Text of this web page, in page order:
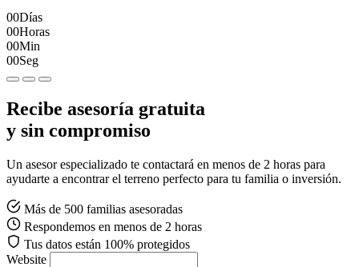
00Días
00Horas
00Min
00Seg
Recibe asesoría gratuita
y sin compromiso
Un asesor especializado te contactará en menos de 2 horas para
ayudarte a encontrar el terreno perfecto para tu familia o inversión.
Más de 500 familias asesoradas
Respondemos en menos de 2 horas
Tus datos están 100% protegidos
Website